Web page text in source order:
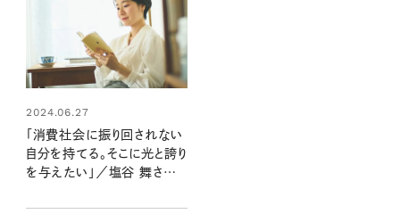
2024.06.27
「消費社会に振り回されない
自分を持てる。そこに光と誇り
を与えたい」／塩谷 舞さん
ンタビュー